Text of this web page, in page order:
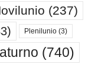
(237)
Plenilunio (3)
(740)